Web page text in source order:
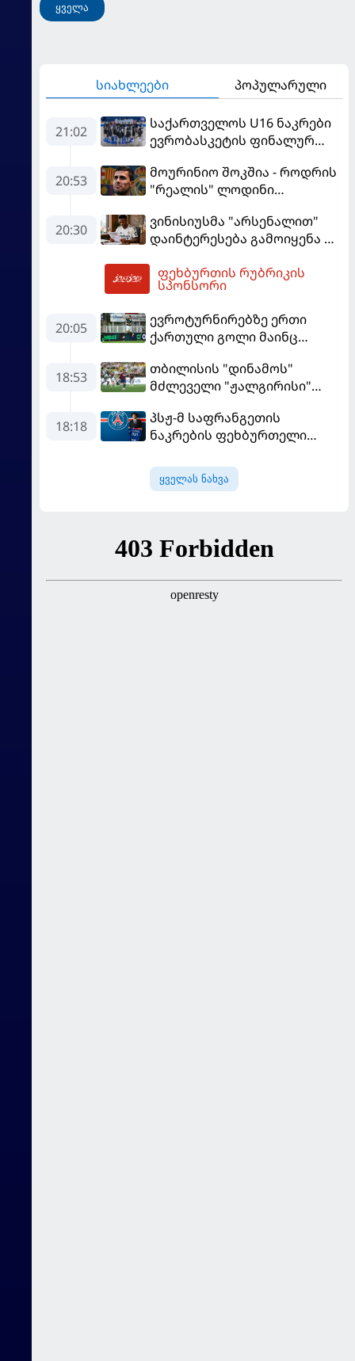
ყველა
სიახლეები პოპულარული
21:02
საქართველოს U16 ნაკრები
ევრობასკეტის ფინალურ
ასპარეზობას იწყებს
20:53
მოურინიო შოკშია - როდრის
"რეალის" ლოდინი
"ბარსელონაში" გადადის
20:30
ვინისიუსმა "არსენალით"
დაინტერესება გამოიყენა და
მომგებიანად გააგრძელა
ფეხბურთის რუბრიკის
სპონსორი
20:05
ევროტურნირებზე ერთი
ქართული გოლი მაინც
18:53
თბილისის "დინამოს"
მძლეველი "ჟალგირისი"
განადგურდა
18:18
პსჟ-მ საფრანგეთის
ნაკრების ფეხბურთელი
ყველას ნახვა